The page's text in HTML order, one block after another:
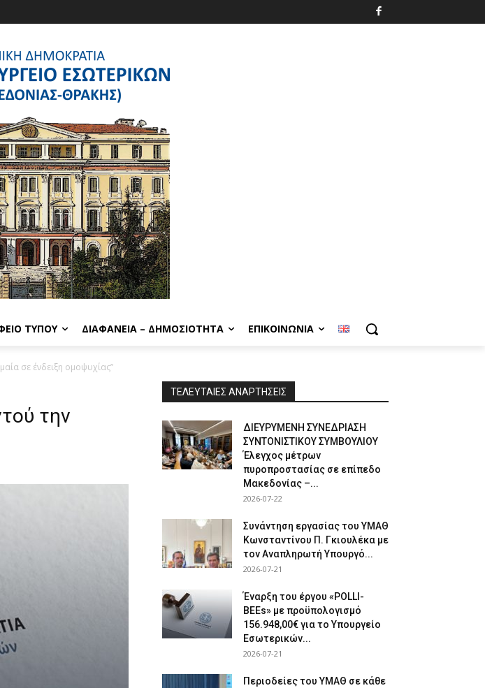
ΤΎΠΟΥ ΔΙΑΦΆΝΕΙΑ – ΔΗΜΟΣΙΌΤΗΤΑ ΕΠΙΚΟΙΝΩΝΊΑ
σε ένδειξη ομοψυχίας”
την
ΤΕΛΕΥΤΑΙΕΣ ΑΝΑΡΤΗΣΕΙΣ
ΔΙΕΥΡΥΜΕΝΗ ΣΥΝΕΔΡΙΑΣΗ
ΣΥΝΤΟΝΙΣΤΙΚΟΥ ΣΥΜΒΟΥΛΙΟΥ
Έλεγχος μέτρων
πυροπροστασίας σε επίπεδο
Μακεδονίας –...
2026-07-22
Συνάντηση εργασίας του ΥΜΑΘ
Κωνσταντίνου Π. Γκιουλέκα με
τον Αναπληρωτή Υπουργό...
2026-07-21
Έναρξη του έργου «POLLI-
BEEs» με προϋπολογισμό
156.948,00€ για το Υπουργείο
Εσωτερικών...
2026-07-21
Περιοδείες του ΥΜΑΘ σε κάθε